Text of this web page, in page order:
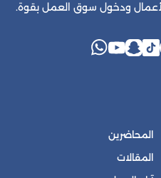
ودخول سوق العمل بقوة.
المحاضرين
المقالات